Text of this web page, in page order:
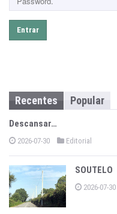
Entrar
Recentes Popular
Descansar…
2026-07-30 Editorial
SOUTELO
2026-07-30